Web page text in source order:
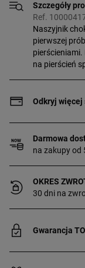
Szczegóły
Ref.
Naszyjnik
pierwszej
pierścieniami.
na pierścień
Odkryj więcej
Darmowa
na zakupy od
OKRES
30 dni na
Gwarancja